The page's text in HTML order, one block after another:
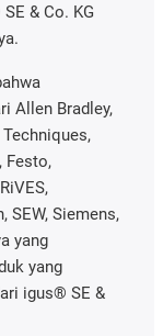
& Co. KG
Allen Bradley,
Festo,
SEW, Siemens,
yang
yang
igus® SE &